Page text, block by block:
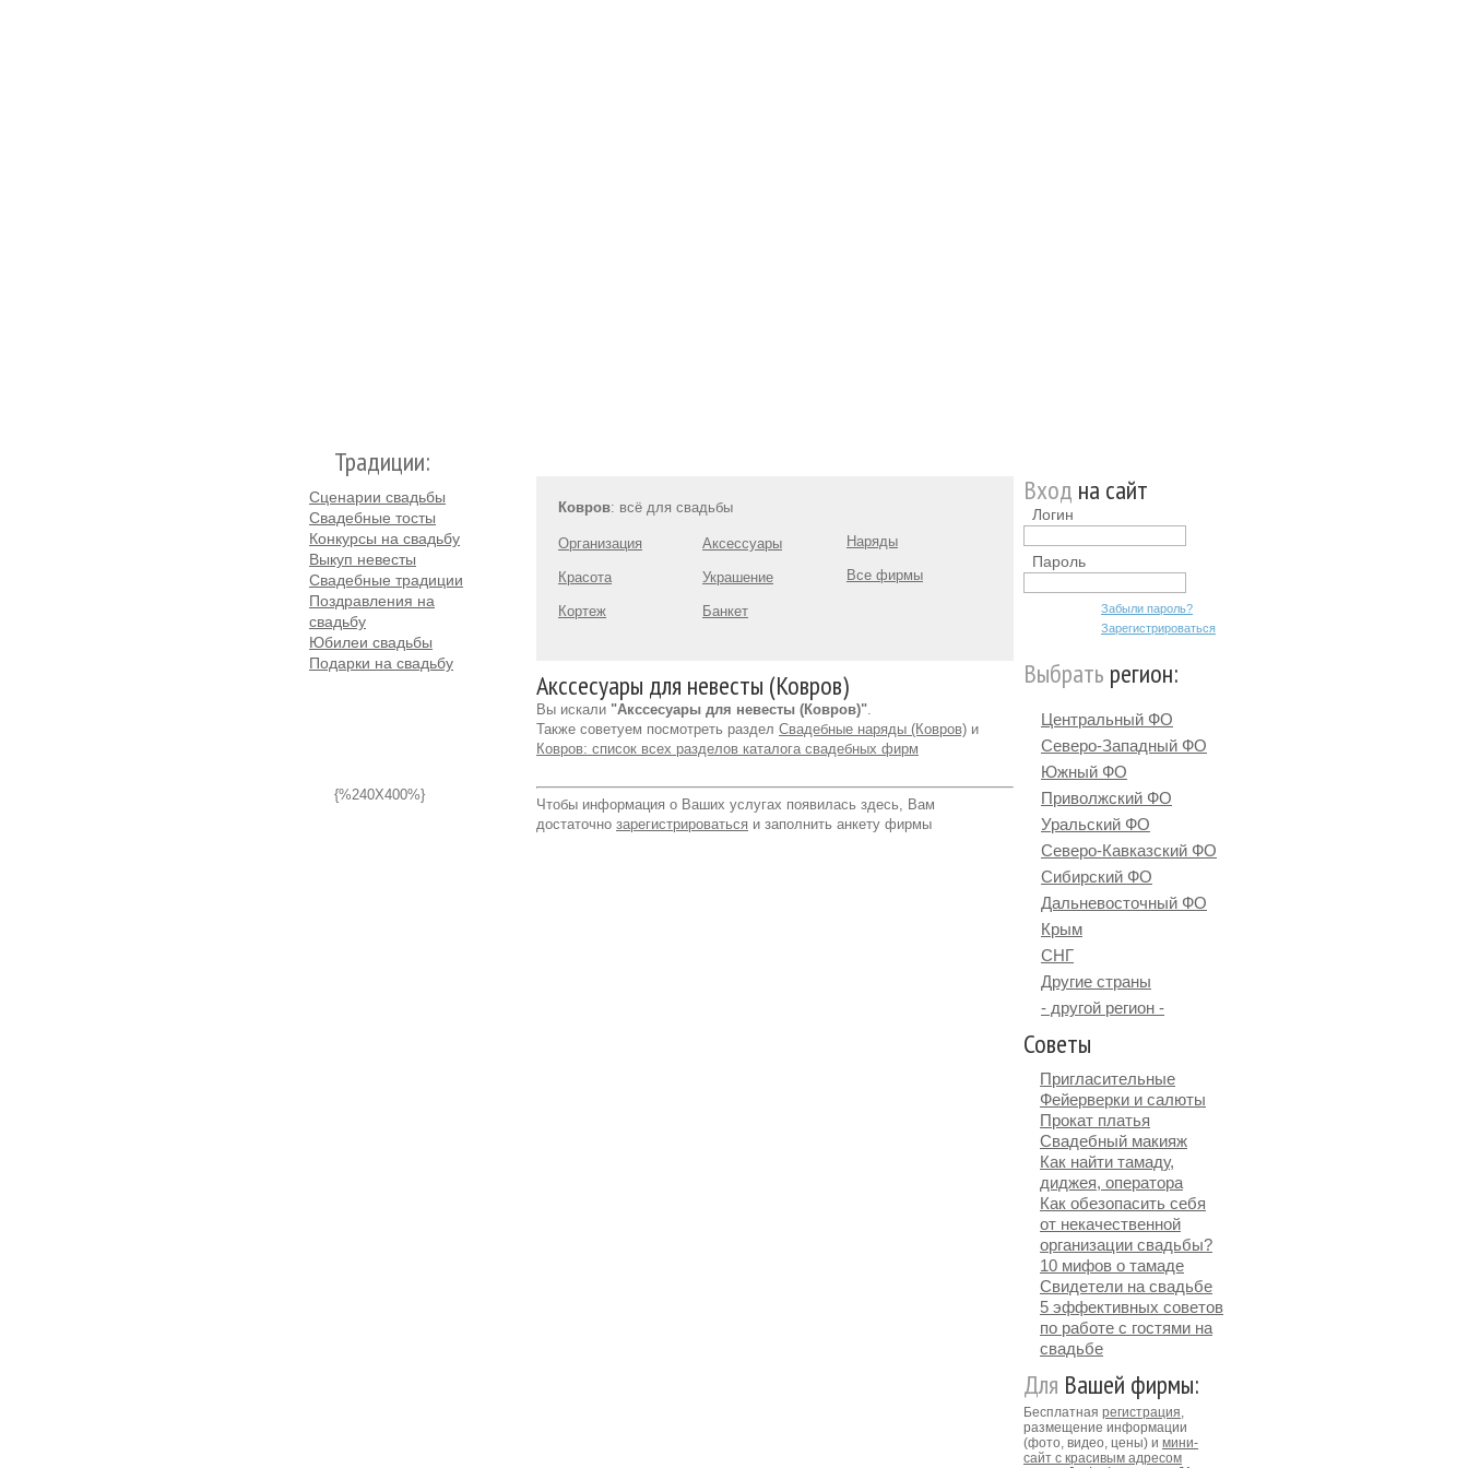
Традиции:
Сценарии свадьбы
Свадебные тосты
Конкурсы на свадьбу
Выкуп невесты
Свадебные традиции
Поздравления на
свадьбу
Юбилеи свадьбы
Подарки на свадьбу
{%240X400%}
Ковров: всё для свадьбы
Организация
Красота
Кортеж
Аксессуары
Украшение
Банкет
Наряды
Все фирмы
Акссесуары для невесты (Ковров)
Вы искали "Акссесуары для невесты (Ковров)".
Также советуем посмотреть раздел Свадебные наряды (Ковров) и
Ковров: список всех разделов каталога свадебных фирм
Чтобы информация о Ваших услугах появилась здесь, Вам
достаточно зарегистрироваться и заполнить анкету фирмы
Вход на сайт
Логин
Пароль
Забыли пароль?
Зарегистрироваться
Выбрать регион:
Центральный ФО
Северо-Западный ФО
Южный ФО
Приволжский ФО
Уральский ФО
Северо-Кавказский ФО
Сибирский ФО
Дальневосточный ФО
Крым
СНГ
Другие страны
- другой регион -
Советы
Пригласительные
Фейерверки и салюты
Прокат платья
Свадебный макияж
Как найти тамаду,
диджея, оператора
Как обезопасить себя
от некачественной
организации свадьбы?
10 мифов о тамаде
Свидетели на свадьбе
5 эффективных советов
по работе с гостями на
свадьбе
Для Вашей фирмы:
Бесплатная регистрация,
размещение информации
(фото, видео, цены) и мини-
сайт с красивым адресом